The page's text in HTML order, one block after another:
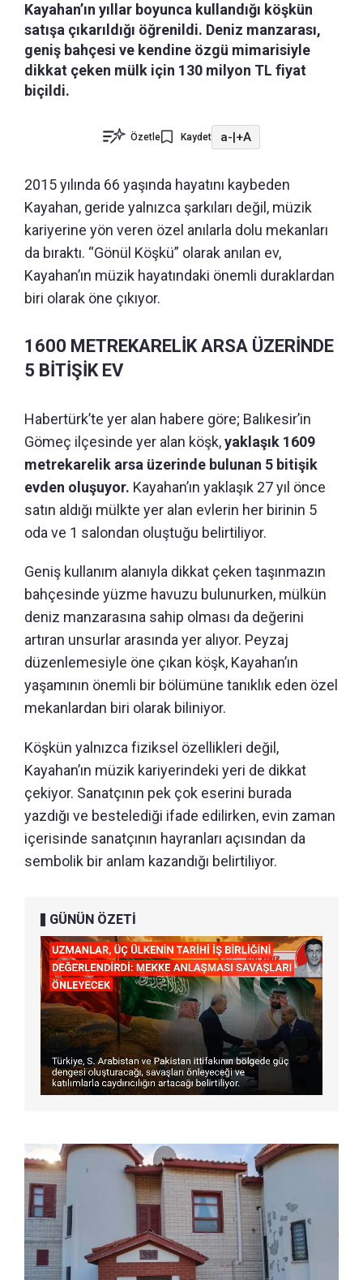
Kayahan’ın yıllar boyunca kullandığı köşkün
satışa çıkarıldığı öğrenildi. Deniz manzarası,
geniş bahçesi ve kendine özgü mimarisiyle
dikkat çeken mülk için 130 milyon TL fiyat
biçildi.
Özetle Kaydet a-|+A
2015 yılında 66 yaşında hayatını kaybeden
Kayahan, geride yalnızca şarkıları değil, müzik
kariyerine yön veren özel anılarla dolu mekanları
da bıraktı. “Gönül Köşkü” olarak anılan ev,
Kayahan’ın müzik hayatındaki önemli duraklardan
biri olarak öne çıkıyor.
1600 METREKARELİK ARSA ÜZERİNDE
5 BİTİŞİK EV
Habertürk’te yer alan habere göre; Balıkesir’in
Gömeç ilçesinde yer alan köşk,yaklaşık 1609
metrekarelik arsa üzerinde bulunan 5 bitişik
evden oluşuyor. Kayahan’ın yaklaşık 27 yıl önce
satın aldığı mülkte yer alan evlerin her birinin 5
oda ve 1 salondan oluştuğu belirtiliyor.
Geniş kullanım alanıyla dikkat çeken taşınmazın
bahçesinde yüzme havuzu bulunurken, mülkün
deniz manzarasına sahip olması da değerini
artıran unsurlar arasında yer alıyor. Peyzaj
düzenlemesiyle öne çıkan köşk, Kayahan’ın
yaşamının önemli bir bölümüne tanıklık eden özel
mekanlardan biri olarak biliniyor.
Köşkün yalnızca fiziksel özellikleri değil,
Kayahan’ın müzik kariyerindeki yeri de dikkat
çekiyor. Sanatçının pek çok eserini burada
yazdığı ve bestelediği ifade edilirken, evin zaman
içerisinde sanatçının hayranları açısından da
sembolik bir anlam kazandığı belirtiliyor.
GÜNÜN ÖZETİ